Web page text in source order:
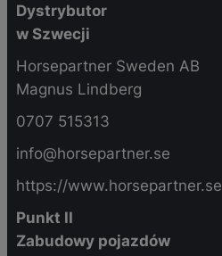
Punkt II
Zabudowy pojazdów
Dystrybutor
w Szwecji
Horsepartner Sweden AB
Magnus Lindberg
0707 515313
info@horsepartner.se
https://www.horsepartner.se